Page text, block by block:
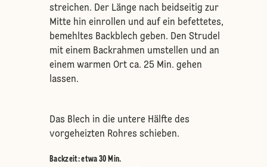
streichen. Der Länge nach beidseitig zur
Mitte hin einrollen und auf ein befettetes,
bemehltes Backblech geben. Den Strudel
mit einem Backrahmen umstellen und an
einem warmen Ort ca. 25 Min. gehen
lassen.
Das Blech in die untere Hälfte des
vorgeheizten Rohres schieben.
Backzeit: etwa 30 Min.